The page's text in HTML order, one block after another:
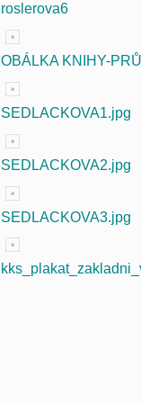
roslerova6
OBÁLKA KNIHY-
SEDLACKOVA1.jpg
SEDLACKOVA2.jpg
SEDLACKOVA3.jpg